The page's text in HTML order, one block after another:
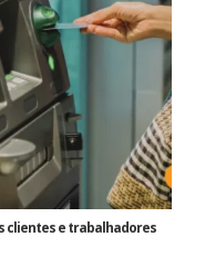
clientes e trabalhadores